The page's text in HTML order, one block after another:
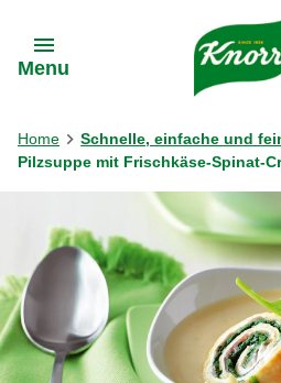
Menu
Home
Schnelle, einfache und
Pilzsuppe mit Frischkäse-Spinat-